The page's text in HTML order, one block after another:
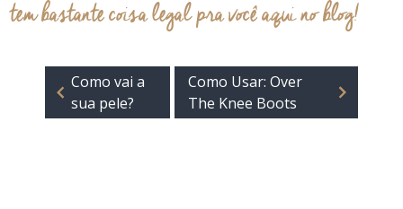
tem bastante coisa legal pra você aqui no blog!
Como vai a
sua pele?
Como Usar: Over
The Knee Boots